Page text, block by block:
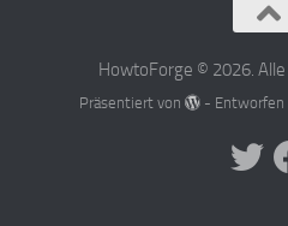
HowtoForge © 2026.
Präsentiert von - Entworfen